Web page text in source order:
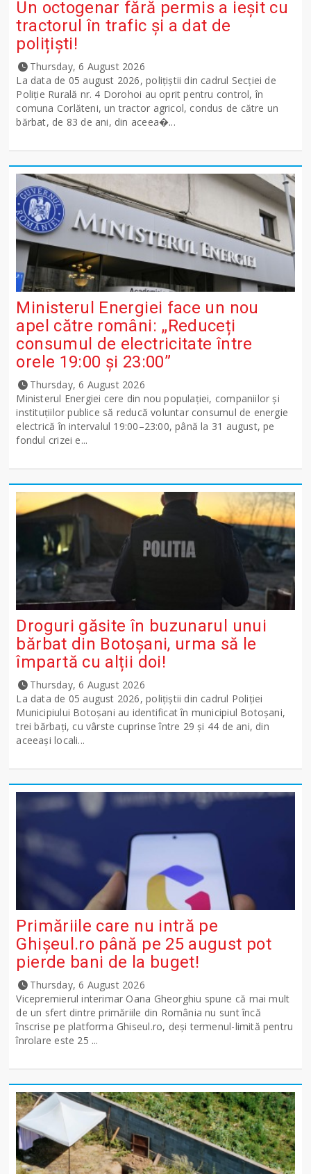
Un octogenar fără permis a ieșit cu
tractorul în trafic și a dat de
polițiști!
Thursday, 6 August 2026
La data de 05 august 2026, polițiștii din cadrul Secției de
Poliție Rurală nr. 4 Dorohoi au oprit pentru control, în
comuna Corlăteni, un tractor agricol, condus de către un
bărbat, de 83 de ani, din aceea�...
Ministerul Energiei face un nou
apel către români: „Reduceți
consumul de electricitate între
orele 19:00 și 23:00”
Thursday, 6 August 2026
Ministerul Energiei cere din nou populației, companiilor și
instituțiilor publice să reducă voluntar consumul de energie
electrică în intervalul 19:00–23:00, până la 31 august, pe
fondul crizei e...
Droguri găsite în buzunarul unui
bărbat din Botoșani, urma să le
împartă cu alții doi!
Thursday, 6 August 2026
La data de 05 august 2026, polițiștii din cadrul Poliției
Municipiului Botoșani au identificat în municipiul Botoșani,
trei bărbați, cu vârste cuprinse între 29 și 44 de ani, din
aceeași locali...
Primăriile care nu intră pe
Ghişeul.ro până pe 25 august pot
pierde bani de la buget!
Thursday, 6 August 2026
Vicepremierul interimar Oana Gheorghiu spune că mai mult
de un sfert dintre primăriile din România nu sunt încă
înscrise pe platforma Ghiseul.ro, deși termenul-limită pentru
înrolare este 25 ...